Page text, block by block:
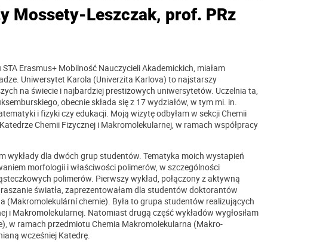
Mossety-Leszczak, prof. PRz
Erasmus+ Mobilność Nauczycieli Akademickich, miałam
Uniwersytet Karola (Univerzita Karlova) to najstarszy
na świecie i najbardziej prestiżowych uniwersytetów. Uczelnia ta,
obecnie składa się z 17 wydziałów, w tym mi. in.
i fizyki czy edukacji. Moją wizytę odbyłam w sekcji Chemii
Chemii Fizycznej i Makromolekularnej, w ramach współpracy
wykłady dla dwóch grup studentów. Tematyka moich wystapień
morfologii i właściwości polimerów, w szczególności
polimerów. Pierwszy wykład, połączony z aktywną
światła, zaprezentowałam dla studentów doktorantów
(Makromolekulární chemie). Była to grupa studentów realizujących
i Makro­molekularnej. Natomiast drugą część wykładów wygłosiłam
w ramach przedmiotu Chemia Makromolekularna (Makro­
wcześniej Katedrę.